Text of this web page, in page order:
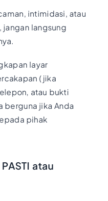
intimidasi, atau
langsung
layar
(jika
atau bukti
berguna jika Anda
pihak
atau